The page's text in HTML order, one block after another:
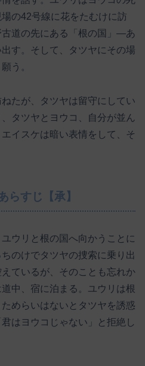
の42号線に花をたむけに訪
道の先にある「根の国」―あ
す。そして、タツヤにその場
う。
たが、タツヤは留守にしてい
タツヤとヨウコ、自分が並ん
イスケは暗い表情をして、そ
らすじ【承】
ウリと根の国へ向かうことに
のけでタツヤの捜索に乗り出
ているが、そのことも忘れか
中、宿に泊まる。ユウリは根
めらいはないとタツヤを誘惑
はヨウコじゃない」と拒絶し